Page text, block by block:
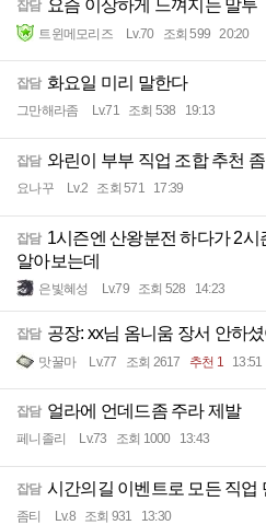
잡담 요즘 이상하게 느껴지는 말투
트윈메모리즈 Lv.70 조회 599 20:20
잡담 화요일 미리 말한다
그만해라좀 Lv.71 조회 538 19:13
잡담 와린이 부부 직업 조합 추천
요나꾸 Lv.2 조회 571 17:39
잡담 1시즌엔 산왕분전 하다가 2
알아보는데
은빛혜성 Lv.79 조회 528 14:23
잡담 공장: xx님 옴니움 장서 안하
맛꿀마 Lv.77 조회 2617 추천 1 13:51
잡담 얼라에 언데드좀 주라 제발
페니졸리 Lv.73 조회 1000 13:43
잡담 시간의길 이벤트로 모든 직업
좀티 Lv.8 조회 931 13:30